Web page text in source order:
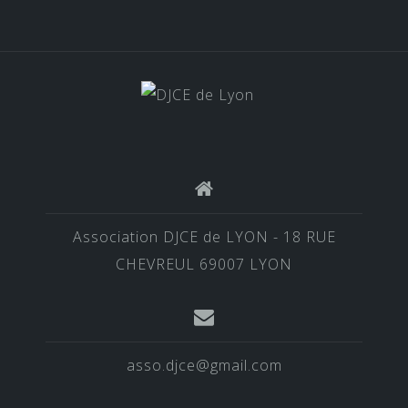
Association DJCE de LYON - 18 RUE
CHEVREUL 69007 LYON
asso.djce@gmail.com